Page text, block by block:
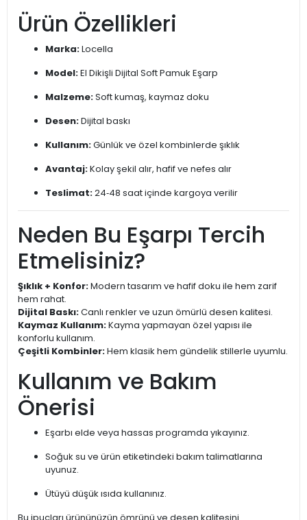
Ürün Özellikleri
Marka:Locella
Model:El Dikişli Dijital Soft Pamuk Eşarp
Malzeme:Soft kumaş, kaymaz doku
Desen:Dijital baskı
Kullanım:Günlük ve özel kombinlerde şıklık
Avantaj:Kolay şekil alır, hafif ve nefes alır
Teslimat:24‑48 saat içinde kargoya verilir
Neden Bu Eşarpı Tercih
Etmelisiniz?
Şıklık + Konfor:Modern tasarım ve hafif doku ile hem zarif
hem rahat.
Dijital Baskı:Canlı renkler ve uzun ömürlü desen kalitesi.
Kaymaz Kullanım:Kayma yapmayan özel yapısı ile
konforlu kullanım.
Çeşitli Kombinler:Hem klasik hem gündelik stillerle uyumlu.
Kullanım ve Bakım
Önerisi
Eşarbı elde veya hassas programda yıkayınız.
Soğuk su ve ürün etiketindeki bakım talimatlarına
uyunuz.
Ütüyü düşük ısıda kullanınız.